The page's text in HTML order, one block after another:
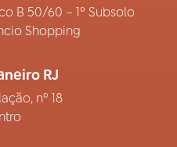
B 50/60 – 1º Subsolo
Shopping
RJ
nº 18